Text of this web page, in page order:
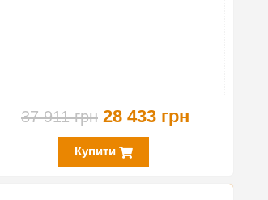
37 911 грн 28 433 грн
Купити